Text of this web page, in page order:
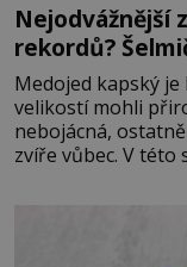
Nejodvážnější
rekordů?
Medojed kapský
velikostí mohli
nebojácná,
zvíře vůbec. V